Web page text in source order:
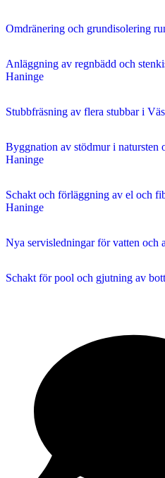
Omdränering och grundisolering
Anläggning av regnbädd och
Haninge
Stubbfräsning av flera stubbar i
Byggnation av stödmur i natursten
Haninge
Schakt och förläggning av el och
Haninge
Nya servisledningar för vatten och
Schakt för pool och gjutning av